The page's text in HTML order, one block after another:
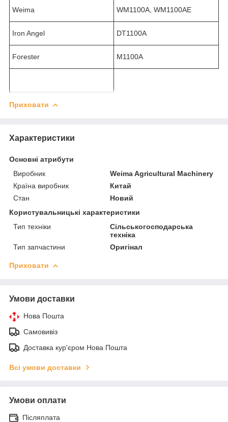
Weima WM1100A, WM1100AE
Iron Angel DT1100A
Forester M1100A
Приховати
Характеристики
Основні атрибути
Виробник
Weima Agricultural Machinery
Країна виробник
Китай
Стан
Новий
Користувальницькі характеристики
Тип техніки
Сільськогосподарська
техніка
Тип запчастини
Оригінал
Приховати
Умови доставки
Нова Пошта
Самовивіз
Доставка кур'єром Нова Пошта
Всі умови доставки
Умови оплати
Післяплата